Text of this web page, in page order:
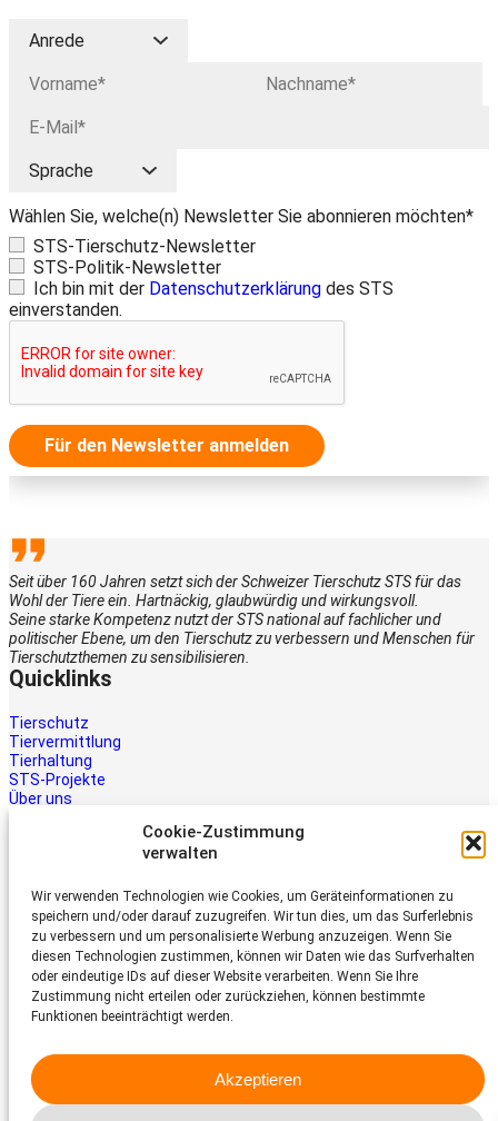
Cookie-Zustimmung
verwalten
Wir verwenden Technologien wie Cookies, um Geräteinformationen zu
speichern und/oder darauf zuzugreifen. Wir tun dies, um das Surferlebnis
zu verbessern und um personalisierte Werbung anzuzeigen. Wenn Sie
diesen Technologien zustimmen, können wir Daten wie das Surfverhalten
oder eindeutige IDs auf dieser Website verarbeiten. Wenn Sie Ihre
Zustimmung nicht erteilen oder zurückziehen, können bestimmte
Funktionen beeinträchtigt werden.
Akzeptieren
Wählen Sie, welche(n) Newsletter Sie abonnieren möchten*
STS-Tierschutz-Newsletter
STS-Politik-Newsletter
Ich bin mit der Datenschutzerklärung des STS
einverstanden.
Für den Newsletter anmelden
Seit über 160 Jahren setzt sich der Schweizer Tierschutz STS für das
Wohl der Tiere ein. Hartnäckig, glaubwürdig und wirkungsvoll.
Seine starke Kompetenz nutzt der STS national auf fachlicher und
politischer Ebene, um den Tierschutz zu verbessern und Menschen für
Tierschutzthemen zu sensibilisieren.
Quicklinks
Tierschutz
Tiervermittlung
Tierhaltung
STS-Projekte
Über uns
Tiere brauchen Hilfe – auch Ihre.
Unterstützen Sie die Arbeit des
Schweizer Tierschutz STS.
Jetzt spenden
Schweizer Tierschutz STS
CH-4053 Basel
sts@tierschutz.com